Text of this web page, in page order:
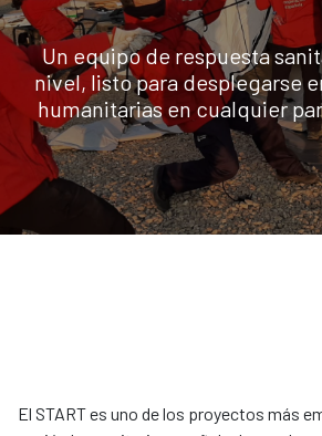
Un equipo de respuesta
nivel, listo para desplegarse
humanitarias en cualquier
El START es uno de los proyectos más